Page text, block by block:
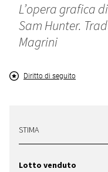
L’opera grafica
Sam Hunter.
Magrini
Diritto di seguito
STIMA
Lotto venduto